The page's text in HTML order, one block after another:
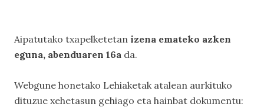
Aipatutako txapelketetan izena emateko azken
eguna, abenduaren 16a da.
Webgune honetako Lehiaketakatalean aurkituko
dituzue xehetasun gehiago eta hainbat dokumentu: